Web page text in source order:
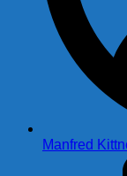
Manfred